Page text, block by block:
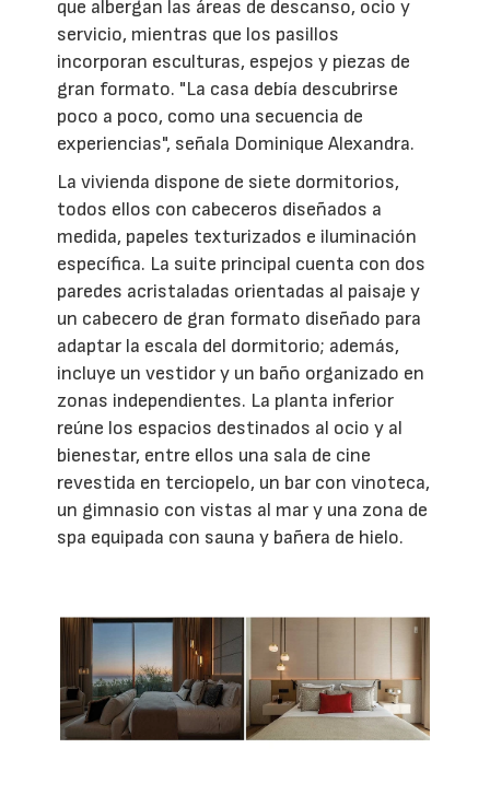
que albergan las áreas de descanso, ocio y
servicio, mientras que los pasillos
incorporan esculturas, espejos y piezas de
gran formato. "La casa debía descubrirse
poco a poco, como una secuencia de
experiencias", señala Dominique Alexandra.
La vivienda dispone de siete dormitorios,
todos ellos con cabeceros diseñados a
medida, papeles texturizados e iluminación
específica. La suite principal cuenta con dos
paredes acristaladas orientadas al paisaje y
un cabecero de gran formato diseñado para
adaptar la escala del dormitorio; además,
incluye un vestidor y un baño organizado en
zonas independientes. La planta inferior
reúne los espacios destinados al ocio y al
bienestar, entre ellos una sala de cine
revestida en terciopelo, un bar con vinoteca,
un gimnasio con vistas al mar y una zona de
spa equipada con sauna y bañera de hielo.